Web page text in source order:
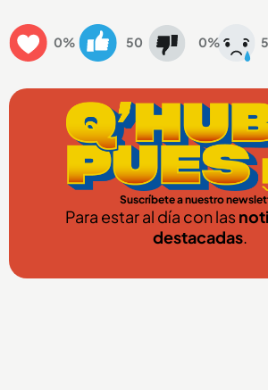
0% 50 0%
Suscríbete a nuestro
Para estar al día con las
destacadas.